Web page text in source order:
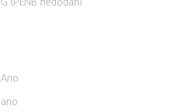
Ano
ano